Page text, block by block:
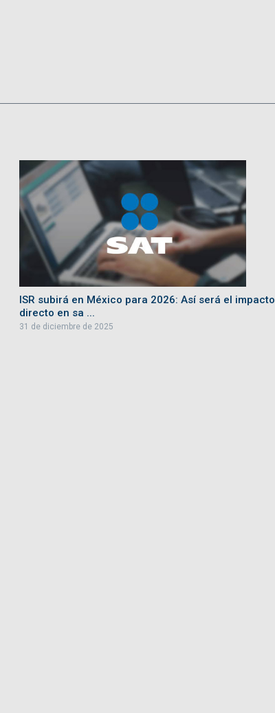
ISR subirá en México para 2026: Así será el impacto
directo en sa ...
31 de diciembre de 2025